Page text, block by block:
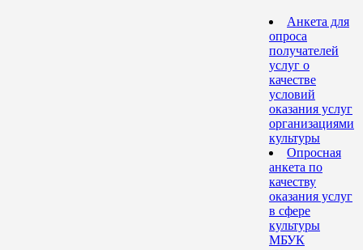
Анкета для
опроса
получателей
услуг о
качестве
условий
оказания услуг
организациями
культуры
Опросная
анкета по
качеству
оказания услуг
в сфере
культуры
МБУК